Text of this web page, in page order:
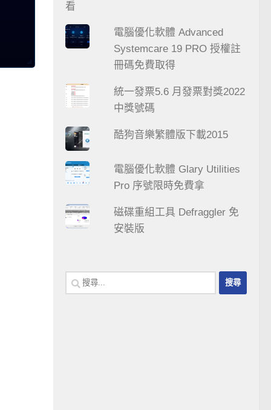
電腦優化軟體 Advanced
Systemcare 19 PRO 授權註
冊碼免費取得
統一發票5.6 月發票對獎2022
中獎號碼
酷狗音樂繁體版下載2015
電腦優化軟體 Glary Utilities
Pro 序號限時免費拿
磁碟重組工具 Defraggler 免
安裝版
搜
尋